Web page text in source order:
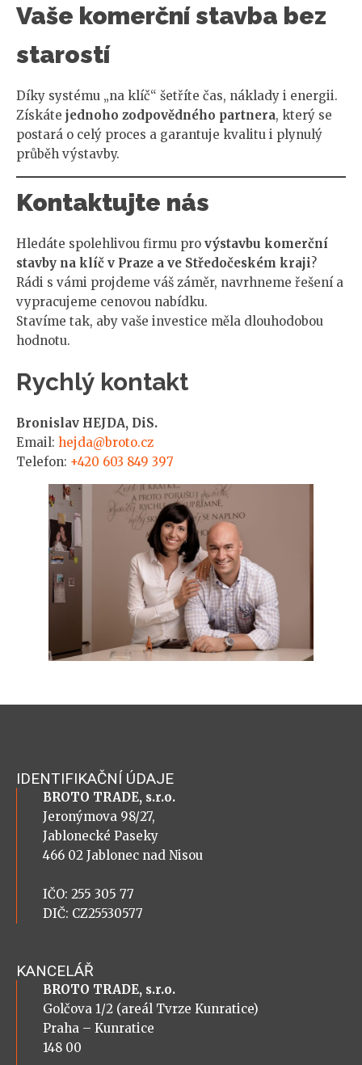
Vaše komerční stavba bez
starostí
Díky systému „na klíč“ šetříte čas, náklady i energii.
Získáte jednoho zodpovědného partnera, který se
postará o celý proces a garantuje kvalitu i plynulý
průběh výstavby.
Kontaktujte nás
Hledáte spolehlivou firmu pro výstavbu komerční
stavby na klíč v Praze a ve Středočeském kraji?
Rádi s vámi projdeme váš záměr, navrhneme řešení a
vypracujeme cenovou nabídku.
Stavíme tak, aby vaše investice měla dlouhodobou
hodnotu.
Rychlý kontakt
Bronislav HEJDA, DiS.
Email: hejda@broto.cz
Telefon: +420 603 849 397
IDENTIFIKAČNÍ ÚDAJE
BROTO TRADE, s.r.o.
Jeronýmova 98/27,
Jablonecké Paseky
466 02 Jablonec nad Nisou
IČO: 255 305 77
DIČ: CZ25530577
KANCELÁŘ
BROTO TRADE, s.r.o.
Golčova 1/2 (areál Tvrze Kunratice)
Praha – Kunratice
148 00